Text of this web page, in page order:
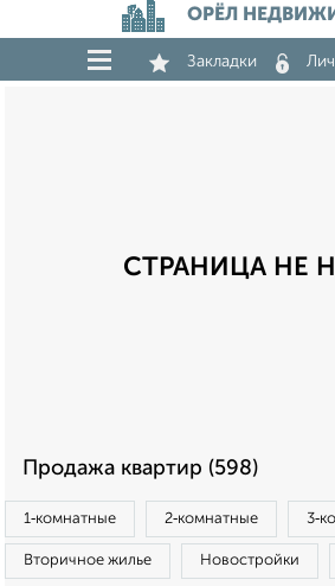
ОРЁЛ
Закладки
СТРАНИЦА НЕ
Продажа квартир (598)
1‑комнатные 2‑комнатные
Вторичное жилье Новостройки